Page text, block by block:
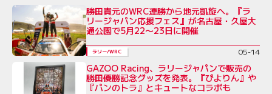
勝田貴元のWRC連勝から地元凱旋へ。『ラ
リージャパン応援フェス』が名古屋・久屋大
通公園で5月22〜23日に開催
ラリー/WRC 05-14
GAZOO Racing、ラリージャパンで販売の
勝田優勝記念グッズを発表。『ぴよりん』や
『パンのトラ』とキュートなコラボも